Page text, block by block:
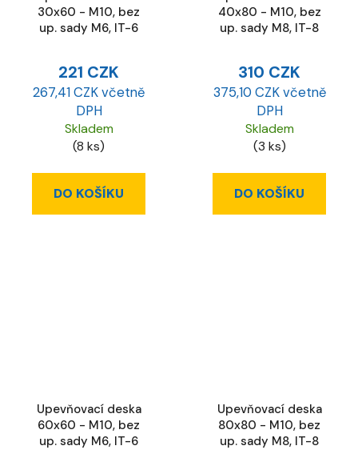
30x60 - M10, bez
up. sady M6, IT-6
221 CZK
267,41 CZK včetně
DPH
Skladem
(8 ks)
DO KOŠÍKU
40x80 - M10, bez
up. sady M8, IT-8
310 CZK
375,10 CZK včetně
DPH
Skladem
(3 ks)
DO KOŠÍKU
Upevňovací deska
60x60 - M10, bez
up. sady M6, IT-6
Upevňovací deska
80x80 - M10, bez
up. sady M8, IT-8